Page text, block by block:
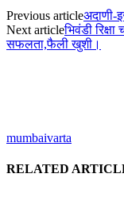
Previous articleअदाणी-
Next articleभिवंडी
सफलता,फैली खुशी।
mumbaivarta
RELATED